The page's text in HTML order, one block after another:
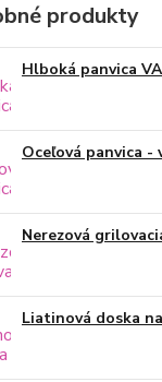
produkty
Hlboká panvica
Oceľová panvica -
Nerezová
Liatinová doska